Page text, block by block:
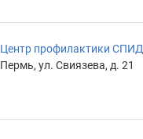
Центр профилактики СПИД
Пермь, ул. Свиязева, д. 21